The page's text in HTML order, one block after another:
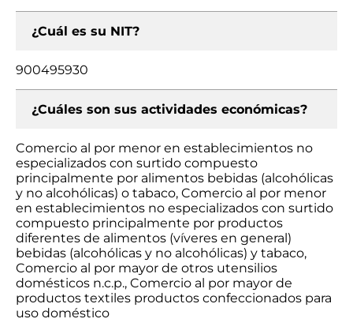
¿Cuál es su NIT?
900495930
¿Cuáles son sus actividades económicas?
Comercio al por menor en establecimientos no
especializados con surtido compuesto
principalmente por alimentos bebidas (alcohólicas
y no alcohólicas) o tabaco, Comercio al por menor
en establecimientos no especializados con surtido
compuesto principalmente por productos
diferentes de alimentos (víveres en general)
bebidas (alcohólicas y no alcohólicas) y tabaco,
Comercio al por mayor de otros utensilios
domésticos n.c.p., Comercio al por mayor de
productos textiles productos confeccionados para
uso doméstico